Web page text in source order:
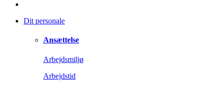
Dit personale
Ansættelse
Arbejdsmiljø
Arbejdstid